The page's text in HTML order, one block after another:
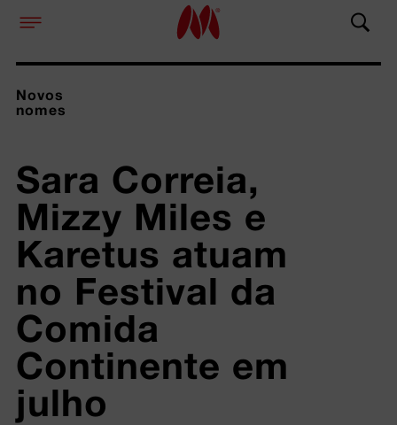
Novos
nomes
Sara Correia,
Mizzy Miles e
Karetus atuam
no Festival da
Comida
Continente em
julho